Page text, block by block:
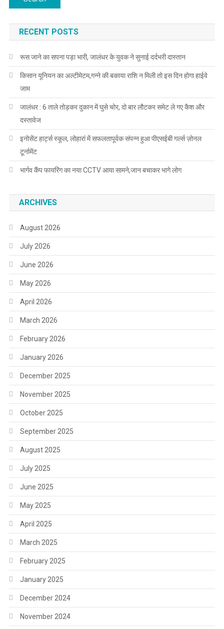
RECENT POSTS
रूस जाने का सपना पड़ा भारी, जालंधर के युवक ने सुनाई दर्दभरी दास्तान
किसान यूनियन का अल्टीमेटम,गन्ने की बकाया राशि न मिली तो इस दिन होगा हाईवे
जाम
जालंधर : 6 ताले तोड़कर दुकान में घुसे चोर, दो बार लौटकर समेट ले गए कैश और
दस्तावेज
इनोसेंट हार्ट्स स्कूल, लोहारां में सफलतापूर्वक संपन्न हुआ पीएसईबी गर्ल्स ज़ोनल
टूर्नामेंट
भार्गव कैंप फायरिंग का नया CCTV आया सामने,जान बचाकर भागे लोग
ARCHIVES
August 2026
July 2026
June 2026
May 2026
April 2026
March 2026
February 2026
January 2026
December 2025
November 2025
October 2025
September 2025
August 2025
July 2025
June 2025
May 2025
April 2025
March 2025
February 2025
January 2025
December 2024
November 2024